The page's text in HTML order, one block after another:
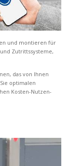
und montieren für
Zutrittssysteme,
das von Ihnen
optimalen
Kosten-Nutzen-